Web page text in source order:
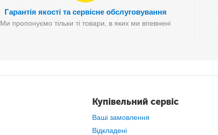
Гарантія якості та сервісне обслуговування
Ми пропонуємо тільки ті товари, в яких ми впевнені
Купівельний сервіс
Ваші замовлення
Відкладені